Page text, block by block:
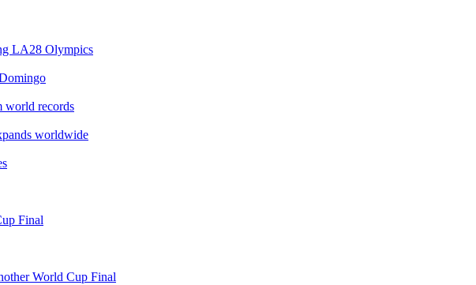
LA28 Olympics
world records
worldwide
Final
World Cup Final